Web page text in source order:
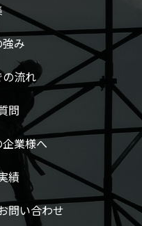
み
流れ
問
業様へ
績
問い合わせ